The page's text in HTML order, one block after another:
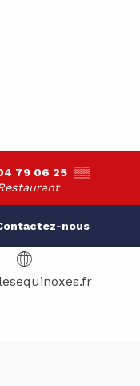
79 06 25 ▒▒
nous